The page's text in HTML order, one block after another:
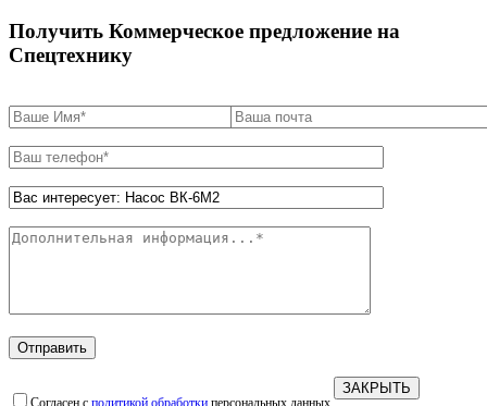
Получить Коммерческое предложение на
Спецтехнику
Согласен с политикой обработки персональных данных.
ЗАКРЫТЬ